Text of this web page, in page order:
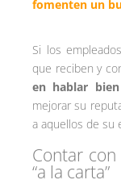
fomenten un
Si los
que reciben y
en hablar
mejorar su
a aquellos de su
Contar
“a la carta”